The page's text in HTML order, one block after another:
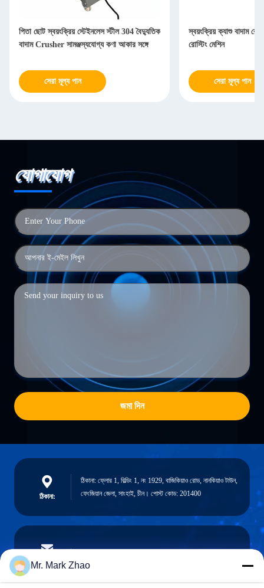
পিতা ছোট স্বয়ংক্রিয় স্টেইনলেস স্টীল 304 বৈদ্যুতিক
বাদাম Crusher সামঞ্জস্যযোগ্য কণা আকার সঙ্গে
সেরা মূল্য পান
স্বয়ংক্রিয় ক্যাশু বাদাম
রোস্টিং মেশিন
সেরা মূল্য পান
যোগাযোগ
জমা দিন
ঠিকানা:
ঠিকানা: ফ্লোর 1, বিল্ডিং 1, নং 1929, বাজিকিয়াও রোড, নানকিয়াও টাউন,
ফেংজিয়ান জেলা, সাংহাই, চীন। পোস্ট কোড: 201400
ই-মেইল
Mr. Mark Zhao